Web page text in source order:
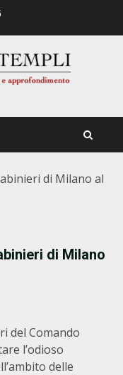
di Milano al
di Milano
del Comando
l’odioso
delle